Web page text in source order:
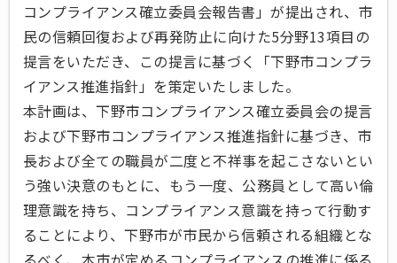
コンプライアンス確立委員会報告書」が提出され、市
民の信頼回復および再発防止に向けた5分野13項目の
提言をいただき、この提言に基づく「下野市コンプラ
イアンス推進指針」を策定いたしました。
本計画は、下野市コンプライアンス確立委員会の提言
および下野市コンプライアンス推進指針に基づき、市
長および全ての職員が二度と不祥事を起こさないとい
う強い決意のもとに、もう一度、公務員として高い倫
理意識を持ち、コンプライアンス意識を持って行動す
ることにより、下野市が市民から信頼される組織とな